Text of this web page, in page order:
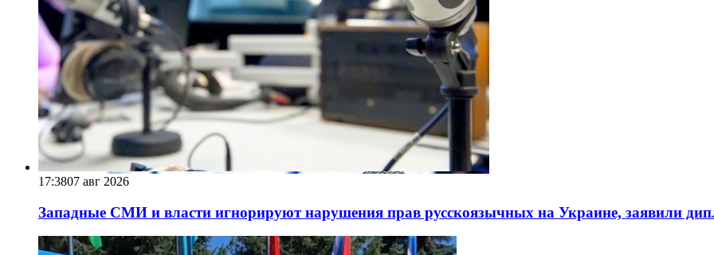
17:3807 авг 2026
Западные СМИ и власти игнорируют нарушения прав русскоязычных на Украине, заявили